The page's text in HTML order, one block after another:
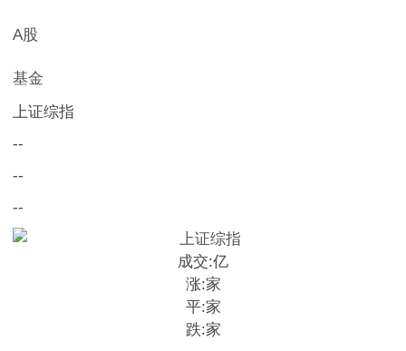
A股
基金
上证综指
--
--
--
成交:亿
涨:家
平:家
跌:家